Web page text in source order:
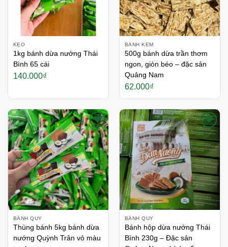
KẸO
1kg bánh dừa nướng Thái
Bình 65 cái
140.000₫
BÁNH KEM
500g bánh dừa trần thơm
ngon, giòn béo – đặc sản
Quảng Nam
62.000₫
Thích
BÁNH QUY
Thùng bánh 5kg bánh dừa
nướng Quỳnh Trân vỏ màu
Thích
BÁNH QUY
Bánh hộp dừa nướng Thái
Bình 230g – Đặc sản